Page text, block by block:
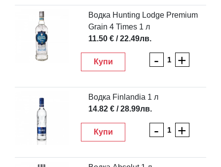
Водка Hunting Lodge Premium
Grain 4 Times 1 л
11.50 € / 22.49лв.
Купи - +
Водка Finlandia 1 л
14.82 € / 28.99лв.
Купи - +